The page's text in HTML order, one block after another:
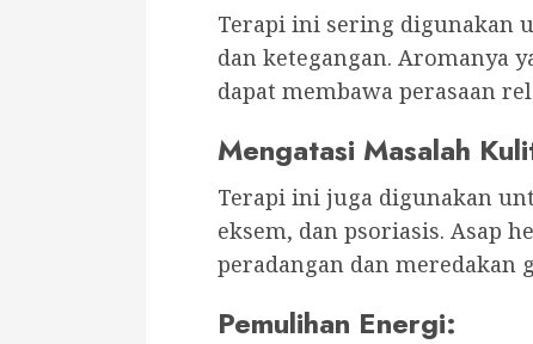
Terapi ini sering digunakan
dan ketegangan. Aromanya
dapat membawa perasaan
Mengatasi Masalah
Terapi ini juga digunakan
eksem, dan psoriasis. Asap
peradangan dan meredakan
Pemulihan Energi: